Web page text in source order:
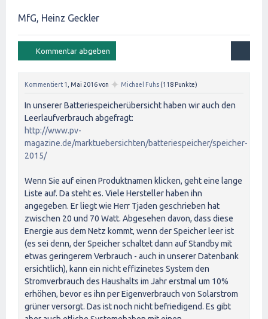
MfG, Heinz Geckler
Kommentiert 1, Mai 2016von ✦ Michael Fuhs (118 Punkte)
In unserer Batteriespeicherübersicht haben wir auch den
Leerlaufverbrauch abgefragt:
http://www.pv-
magazine.de/marktuebersichten/batteriespeicher/speicher-
2015/
Wenn Sie auf einen Produktnamen klicken, geht eine lange
Liste auf. Da steht es. Viele Hersteller haben ihn
angegeben. Er liegt wie Herr Tjaden geschrieben hat
zwischen 20 und 70 Watt. Abgesehen davon, dass diese
Energie aus dem Netz kommt, wenn der Speicher leer ist
(es sei denn, der Speicher schaltet dann auf Standby mit
etwas geringerem Verbrauch - auch in unserer Datenbank
ersichtlich), kann ein nicht effizinetes System den
Stromverbrauch des Haushalts im Jahr erstmal um 10%
erhöhen, bevor es ihn per Eigenverbrauch von Solarstrom
grüner versorgt. Das ist noch nicht befriedigend. Es gibt